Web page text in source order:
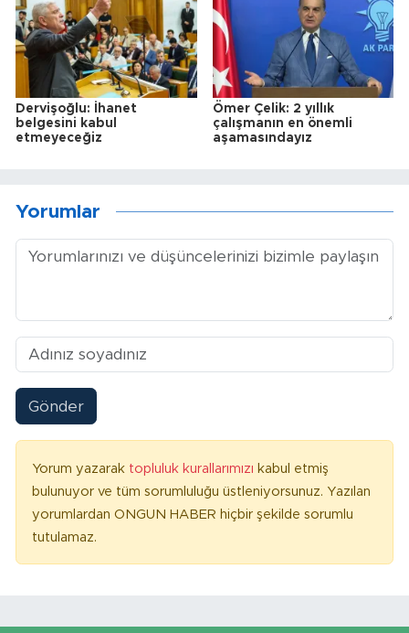
Dervişoğlu: İhanet
belgesini kabul
etmeyeceğiz
Ömer Çelik: 2 yıllık
çalışmanın en önemli
aşamasındayız
Yorumlar
Gönder
Yorum yazarak topluluk kurallarımızı kabul etmiş
bulunuyor ve tüm sorumluluğu üstleniyorsunuz. Yazılan
yorumlardan ONGUN HABER hiçbir şekilde sorumlu
tutulamaz.